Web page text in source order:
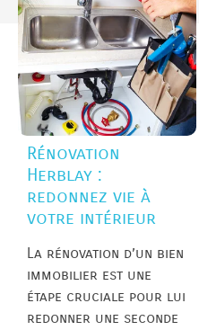
Rénovation
Herblay :
redonnez vie à
votre intérieur
La rénovation d’un bien
immobilier est une
étape cruciale pour lui
redonner une seconde